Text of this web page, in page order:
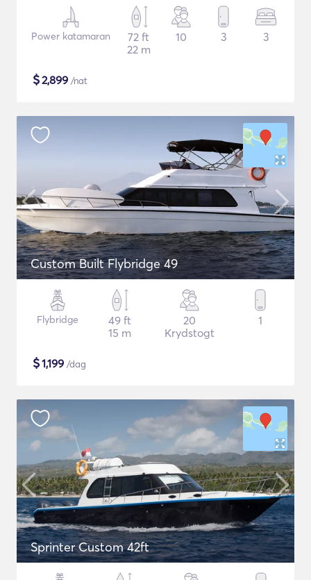
Power katamaran
72 ft
22 m
10 3 3
$2,899 /nat
Custom Built Flybridge 49
Flybridge
49 ft
15 m
20
Krydstogt
1
$1,199 /dag
Sprinter Custom 42ft